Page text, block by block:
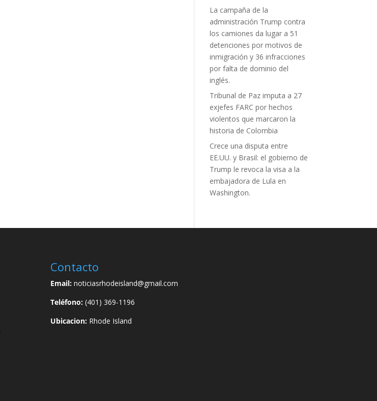
La campaña de la
administración Trump contra
los camiones da lugar a 51
detenciones por motivos de
inmigración y 36 infracciones
por falta de dominio del
inglés.
Tribunal de Paz imputa a 27
exjefes FARC por hechos
violentos que marcaron la
historia de Colombia
Crece una disputa entre
EE.UU. y Brasil: el gobierno de
Trump le revoca la visa a la
embajadora de Lula en
Washington.
Contacto
Email:noticiasrhodeisland@gmail.com
Teléfono:(401) 369-1196
Ubicacion:Rhode Island